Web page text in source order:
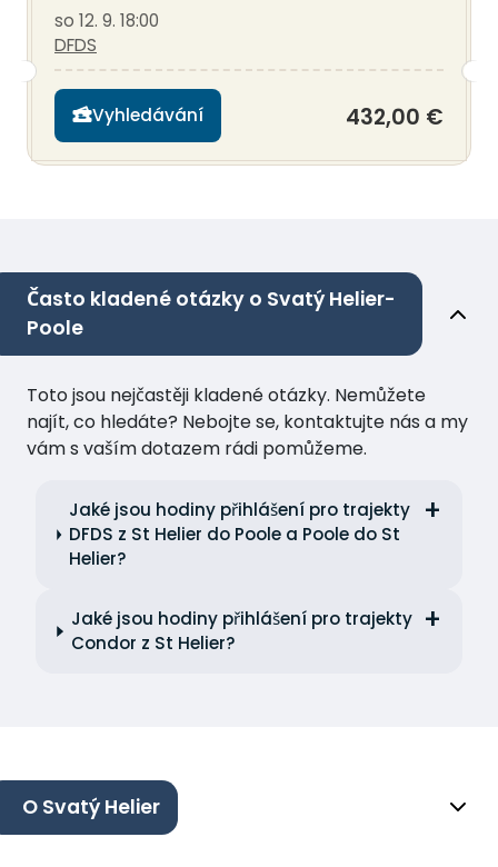
so 12. 9. 18:00
DFDS
Vyhledávání 432,00 €
Často kladené otázky o Svatý Helier-
Poole
Toto jsou nejčastěji kladené otázky. Nemůžete
najít, co hledáte? Nebojte se, kontaktujte nás a my
vám s vaším dotazem rádi pomůžeme.
Jaké jsou hodiny přihlášení pro trajekty
DFDS z St Helier do Poole a Poole do St
Helier?
Jaké jsou hodiny přihlášení pro trajekty
Condor z St Helier?
O Svatý Helier